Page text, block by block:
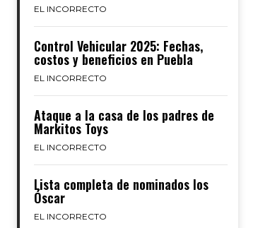
EL INCORRECTO
Control Vehicular 2025: Fechas,
costos y beneficios en Puebla
EL INCORRECTO
Ataque a la casa de los padres de
Markitos Toys
EL INCORRECTO
Lista completa de nominados los
Óscar
EL INCORRECTO